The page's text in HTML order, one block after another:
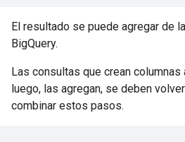
El resultado se puede agregar de
BigQuery.
Las consultas que crean columnas
luego, las agregan, se deben
combinar estos pasos.